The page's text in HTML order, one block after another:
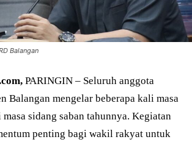
Balangan
PARINGIN – Seluruh anggota
Balangan mengelar beberapa kali masa
sidang saban tahunnya. Kegiatan
penting bagi wakil rakyat untuk